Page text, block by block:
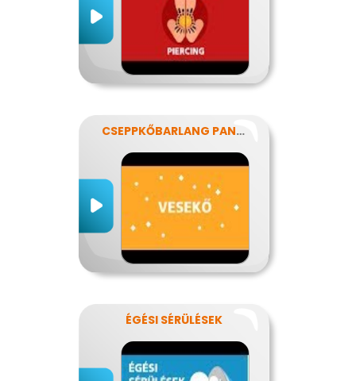
CSEPPKŐBARLANG PANASZOKKAL
ÉGÉSI SÉRÜLÉSEK